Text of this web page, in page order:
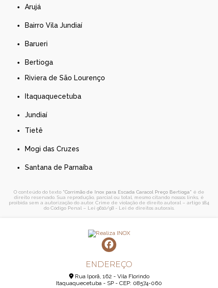
Arujá
Bairro Vila Jundiaí
Barueri
Bertioga
Riviera de São Lourenço
Itaquaquecetuba
Jundiaí
Tietê
Mogi das Cruzes
Santana de Parnaíba
O conteúdo do texto "Corrimão de Inox para Escada Caracol Preço Bertioga" é de
direito reservado. Sua reprodução, parcial ou total, mesmo citando nossos links, é
proibida sem a autorização do autor. Crime de violação de direito autoral – artigo 184
do Código Penal – Lei 9610/98 - Lei de direitos autorais.
ENDEREÇO
Rua Iporã, 162 - Vila Florindo
Itaquaquecetuba - SP - CEP: 08574-060